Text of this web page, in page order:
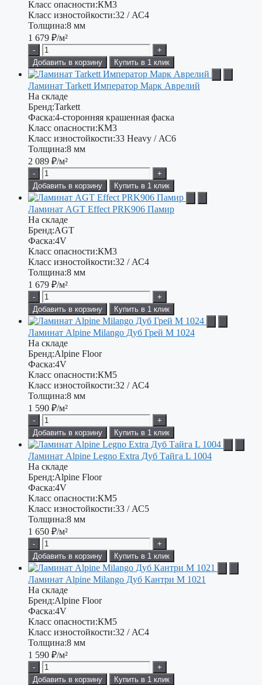
Класс опасности:КМ3
Класс изностойкости:32 / АС4
Толщина:8 мм
1 679 ₽/м²
-
+
Добавить в корзину
Купить в 1 клик
Ламинат Tarkett Император Марк Аврелий
На складе
Бренд:Tarkett
Фаска:4-сторонняя крашенная фаска
Класс опасности:КМ3
Класс изностойкости:33 Heavy / АС6
Толщина:8 мм
2 089 ₽/м²
-
+
Добавить в корзину
Купить в 1 клик
Ламинат AGT Effect PRK906 Памир
На складе
Бренд:AGT
Фаска:4V
Класс опасности:КМ3
Класс изностойкости:32 / АС4
Толщина:8 мм
1 679 ₽/м²
-
+
Добавить в корзину
Купить в 1 клик
Ламинат Alpine Milango Дуб Грей М 1024
На складе
Бренд:Alpine Floor
Фаска:4V
Класс опасности:КМ5
Класс изностойкости:32 / АС4
Толщина:8 мм
1 590 ₽/м²
-
+
Добавить в корзину
Купить в 1 клик
Ламинат Alpine Legno Extra Дуб Тайга L 1004
На складе
Бренд:Alpine Floor
Фаска:4V
Класс опасности:КМ5
Класс изностойкости:33 / АС5
Толщина:8 мм
1 650 ₽/м²
-
+
Добавить в корзину
Купить в 1 клик
Ламинат Alpine Milango Дуб Кантри М 1021
На складе
Бренд:Alpine Floor
Фаска:4V
Класс опасности:КМ5
Класс изностойкости:32 / АС4
Толщина:8 мм
1 590 ₽/м²
-
+
Добавить в корзину
Купить в 1 клик